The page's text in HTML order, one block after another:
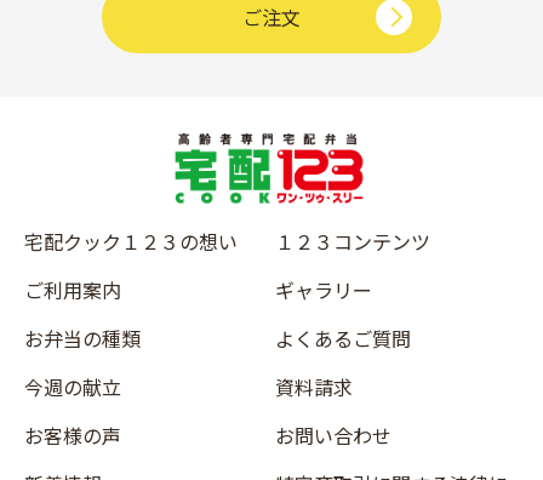
ご注文
宅配クック１２３の想い
ご利用案内
お弁当の種類
今週の献立
お客様の声
１２３コンテンツ
ギャラリー
よくあるご質問
資料請求
お問い合わせ